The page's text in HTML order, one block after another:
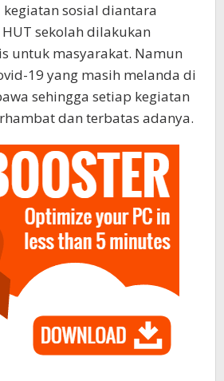
sosial diantara
sekolah dilakukan
untuk masyarakat. Namun
19 yang masih melanda di
sehingga setiap kegiatan
dan terbatas adanya.